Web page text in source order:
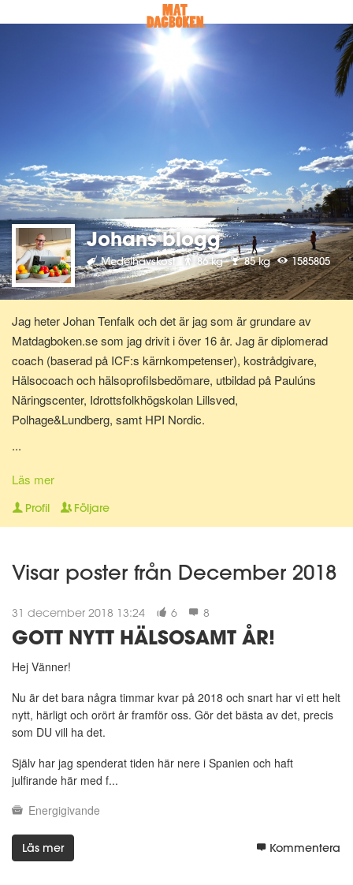
Johans blogg
Medelhavskost 86 kg 85 kg 1585805
Jag heter Johan Tenfalk och det är jag som är grundare av
Matdagboken.se som jag drivit i över 16 år. Jag är diplomerad
coach (baserad på ICF:s kärnkompetenser), kostrådgivare,
Hälsocoach och hälsoprofilsbedömare, utbildad på Paulúns
Näringscenter, Idrottsfolkhögskolan Lillsved,
Polhage&Lundberg, samt HPI Nordic.
Har själv gjort stora livsstilsförändringar för ganska många år
sedan, bl.a. inom kost, motion och andlighet. Gillar att laga
hälsosam mat och att röra på mig - Då mår jag extra bra! Jag
Lamb."
...
Läs mer
Profil Följare
Visar poster från December 2018
31 december 2018 13:24 6 8
GOTT NYTT HÄLSOSAMT ÅR!
Hej Vänner!
Nu är det bara några timmar kvar på 2018 och snart har vi ett helt
nytt, härligt och orört år framför oss. Gör det bästa av det, precis
som DU vill ha det.
Själv har jag spenderat tiden här nere i Spanien och haft
julfirande här med f...
Energigivande
Läs mer Kommentera